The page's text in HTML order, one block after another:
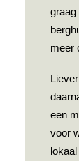
graag
meer
een
voor